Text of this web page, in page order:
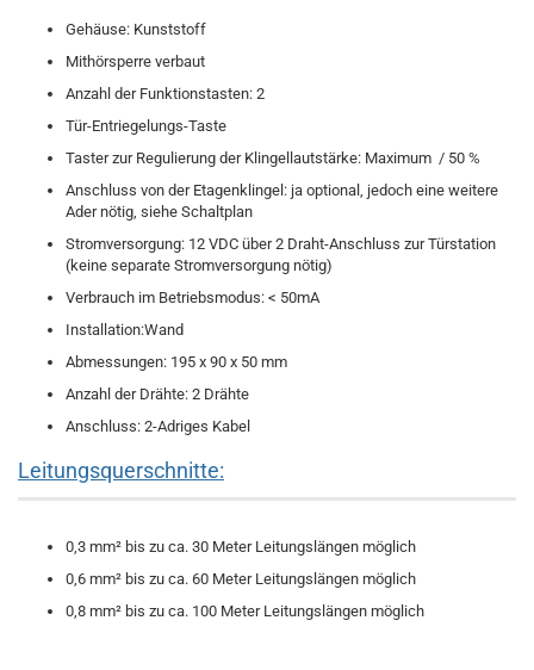
Gehäuse: Kunststoff
Mithörsperre verbaut
Anzahl der Funktionstasten: 2
Tür-Entriegelungs-Taste
Taster zur Regulierung der Klingellautstärke: Maximum / 50 %
Anschluss von der Etagenklingel: ja optional, jedoch eine weitere
Ader nötig, siehe Schaltplan
Stromversorgung: 12 VDC über 2 Draht-Anschluss zur Türstation
(keine separate Stromversorgung nötig)
Verbrauch im Betriebsmodus: < 50mA
Installation:Wand
Abmessungen: 195 x 90 x 50 mm
Anzahl der Drähte: 2 Drähte
Anschluss: 2-Adriges Kabel
Leitungsquerschnitte:
0,3 mm² bis zu ca. 30 Meter Leitungslängen möglich
0,6 mm² bis zu ca. 60 Meter Leitungslängen möglich
0,8 mm² bis zu ca. 100 Meter Leitungslängen möglich